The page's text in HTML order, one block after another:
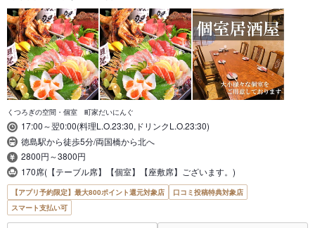
くつろぎの空間・個室 町家だいにんぐ
17:00～翌0:00(料理L.O.23:30,ドリンクL.O.23:30)
徳島駅から徒歩5分/両国橋から北へ
2800円～3800円
170席(【テーブル席】【個室】【座敷席】ございます。)
【アプリ予約限定】最大800ポイント還元対象店
口コミ投稿特典対象店
スマート支払い可